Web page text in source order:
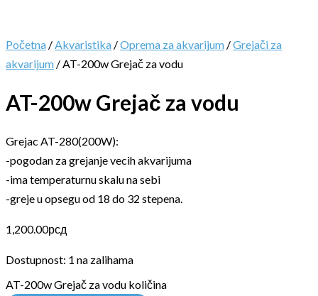
Početna /Akvaristika /Oprema za akvarijum /Grejači za
akvarijum / AT-200w Grejač za vodu
AT-200w Grejač za vodu
Grejac AT-280(200W):
-pogodan za grejanje vecih akvarijuma
-ima temperaturnu skalu na sebi
-greje u opsegu od 18 do 32 stepena.
1,200.00рсд
Dostupnost: 1 na zalihama
AT-200w Grejač za vodu količina